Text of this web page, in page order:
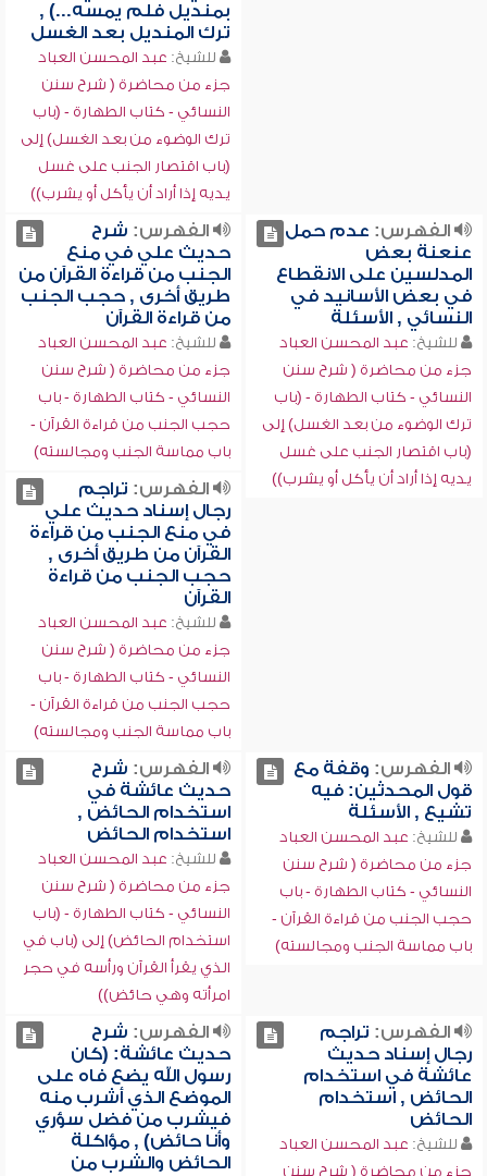
بمنديل فلم يمسه...) ,
ترك المنديل بعد الغسل
للشيخ: عبد المحسن العباد
جزء من محاضرة ( شرح سنن
النسائي - كتاب الطهارة - (باب
ترك الوضوء من بعد الغسل) إلى
(باب اقتصار الجنب على غسل
يديه إذا أراد أن يأكل أو يشرب))
الفهرس: عدم حمل
عنعنة بعض
المدلسين على الانقطاع
في بعض الأسانيد في
النسائي , الأسئلة
للشيخ: عبد المحسن العباد
جزء من محاضرة ( شرح سنن
النسائي - كتاب الطهارة - (باب
ترك الوضوء من بعد الغسل) إلى
(باب اقتصار الجنب على غسل
يديه إذا أراد أن يأكل أو يشرب))
الفهرس: شرح
حديث علي في منع
الجنب من قراءة القرآن من
طريق أخرى , حجب الجنب
من قراءة القرآن
للشيخ: عبد المحسن العباد
جزء من محاضرة ( شرح سنن
النسائي - كتاب الطهارة - باب
حجب الجنب من قراءة القرآن -
باب مماسة الجنب ومجالسته)
الفهرس: تراجم
رجال إسناد حديث علي
في منع الجنب من قراءة
القرآن من طريق أخرى ,
حجب الجنب من قراءة
القرآن
للشيخ: عبد المحسن العباد
جزء من محاضرة ( شرح سنن
النسائي - كتاب الطهارة - باب
حجب الجنب من قراءة القرآن -
باب مماسة الجنب ومجالسته)
الفهرس: وقفة مع
قول المحدثين: فيه
تشيع , الأسئلة
للشيخ: عبد المحسن العباد
جزء من محاضرة ( شرح سنن
النسائي - كتاب الطهارة - باب
حجب الجنب من قراءة القرآن -
باب مماسة الجنب ومجالسته)
الفهرس: شرح
حديث عائشة في
استخدام الحائض ,
استخدام الحائض
للشيخ: عبد المحسن العباد
جزء من محاضرة ( شرح سنن
النسائي - كتاب الطهارة - (باب
استخدام الحائض) إلى (باب في
الذي يقرأ القرآن ورأسه في حجر
امرأته وهي حائض))
الفهرس: تراجم
رجال إسناد حديث
عائشة في استخدام
الحائض , استخدام
الحائض
للشيخ: عبد المحسن العباد
جزء من محاضرة ( شرح سنن
الفهرس: شرح
حديث عائشة: (كان
رسول الله يضع فاه على
الموضع الذي أشرب منه
فيشرب من فضل سؤري
وأنا حائض) , مؤاكلة
الحائض والشرب من